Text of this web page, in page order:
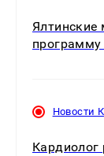
Ялтинские
Новости
Кардиолог